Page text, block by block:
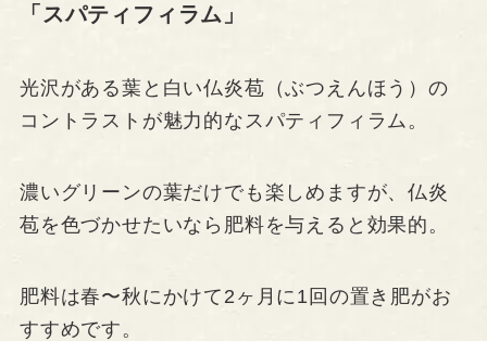
「スパティフィラム」
光沢がある葉と白い仏炎苞（ぶつえんほう）の
コントラストが魅力的なスパティフィラム。
濃いグリーンの葉だけでも楽しめますが、仏炎
苞を色づかせたいなら肥料を与えると効果的。
肥料は春〜秋にかけて2ヶ月に1回の置き肥がお
すすめです。